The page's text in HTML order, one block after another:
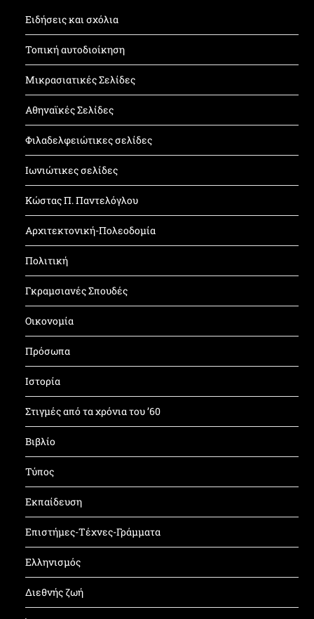
Ειδήσεις και σχόλια
Τοπική αυτοδιοίκηση
Μικρασιατικές Σελίδες
Αθηναϊκές Σελίδες
Φιλαδελφειώτικες σελίδες
Ιωνιώτικες σελίδες
Κώστας Π. Παντελόγλου
Αρχιτεκτονική-Πολεοδομία
Πολιτική
Γκραμσιανές Σπουδές
Οικονομία
Πρόσωπα
Ιστορία
Στιγμές από τα χρόνια του ’60
Βιβλίο
Τύπος
Εκπαίδευση
Επιστήμες-Τέχνες-Γράμματα
Ελληνισμός
Διεθνής ζωή